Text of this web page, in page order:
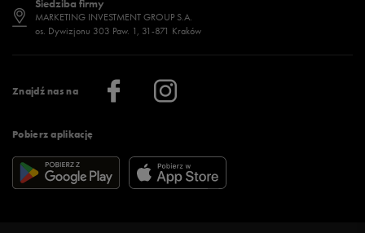
Znajdź nas na
Pobierz aplikację
Regulamin sklepu 50 style
Regulamin aplikacji 50 style
Więcej regulaminów >
Jak wybrać buty na zimę?
Więcej >
Stylizacje damskie
Sklepy stacjonarne
Klub 50 style
Praca
Informacje o firmie
Siedziba firmy
MARKETING INVESTMENT GROUP S.A.
os. Dywizjonu 303 Paw. 1, 31-871 Kraków